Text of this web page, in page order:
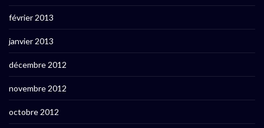
février 2013
janvier 2013
décembre 2012
novembre 2012
octobre 2012